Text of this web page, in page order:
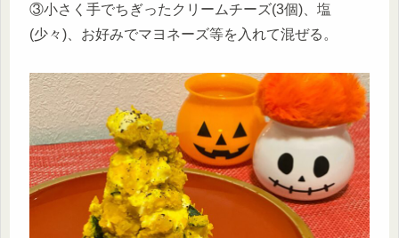
③小さく手でちぎったクリームチーズ(3個)、塩
(少々)、お好みでマヨネーズ等を入れて混ぜる。